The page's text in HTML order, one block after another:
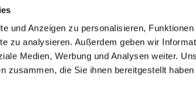
und Anzeigen zu personalisieren,
zu analysieren. Außerdem geben wir
Medien, Werbung und Analysen weiter.
zusammen, die Sie ihnen bereitgestellt
24. Juli 2026
SEILBAHN MONTE DI MEZZOCORONA WEGEN
WARTUNGSARBEITEN GESCHLOSSEN
Die Seilbahn von Monte di Mezzocorona ist wegen